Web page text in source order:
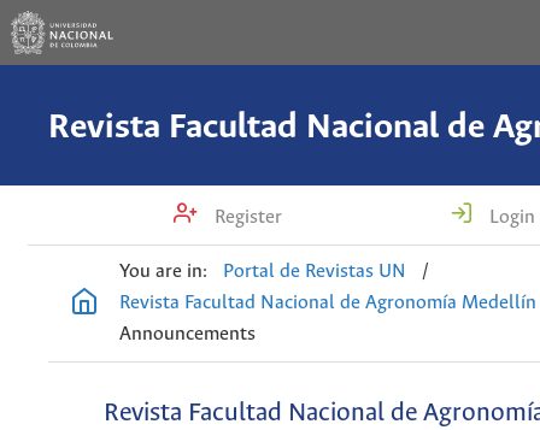
Register Login
You are in: Portal de Revistas UN
/
Revista Facultad Nacional de Agronomía Medellín
Announcements
Revista Facultad Nacional de